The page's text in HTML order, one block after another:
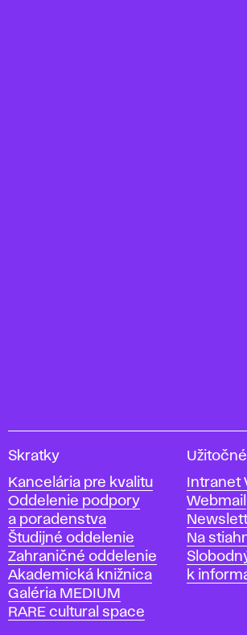
V
s
o
k
á
š
k
o
l
Skratky
Kancelária pre kvalitu
Oddelenie podpory
a poradenstva
Študijné oddelenie
Zahraničné oddelenie
Akademická knižnica
Galéria MEDIUM
RARE cultural space
Intranet
Webmail
Na
k